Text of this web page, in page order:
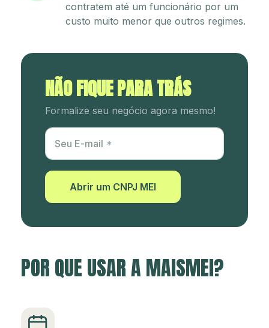
contratem até um funcionário por um
custo muito menor que outros regimes.
NÃO FIQUE PARA TRÁS
Formalize seu negócio agora mesmo!
Utm Content
Seu E-mail
Abrir um CNPJ MEI
POR QUE USAR A MAISMEI?